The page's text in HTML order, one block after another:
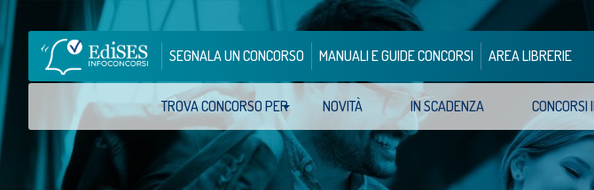
SEGNALA UN CONCORSO MANUALI E GUIDE CONCORSI AREA LIBRERIE
TROVA CONCORSO PER NOVITÀ IN SCADENZA CONCORSI